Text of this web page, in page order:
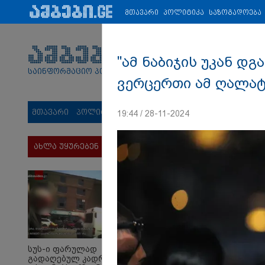
პარტნიორები: ახალი ამბები ეკონომიკა ვიდეო
საინფორმაციო პორტალი
მთავარი პოლიტიკა საზოგადოება
ახლა უყურებენ
სუს-ი ფარულად
გადაღებულ კადრებს
მთავარი პოლიტიკა საზოგადოება
"ამ ნაბიჯის უკან
ვერცერთი ამ
19:44 / 28-11-2024